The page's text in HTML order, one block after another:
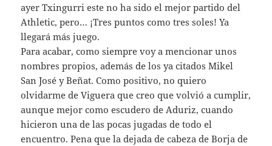
ayer Txingurri este no ha sido el mejor partido del
Athletic, pero… ¡Tres puntos como tres soles! Ya
llegará más juego.
Para acabar, como siempre voy a mencionar unos
nombres propios, además de los ya citados Mikel
San José y Beñat. Como positivo, no quiero
olvidarme de Viguera que creo que volvió a cumplir,
aunque mejor como escudero de Aduriz, cuando
hicieron una de las pocas jugadas de todo el
encuentro. Pena que la dejada de cabeza de Borja de